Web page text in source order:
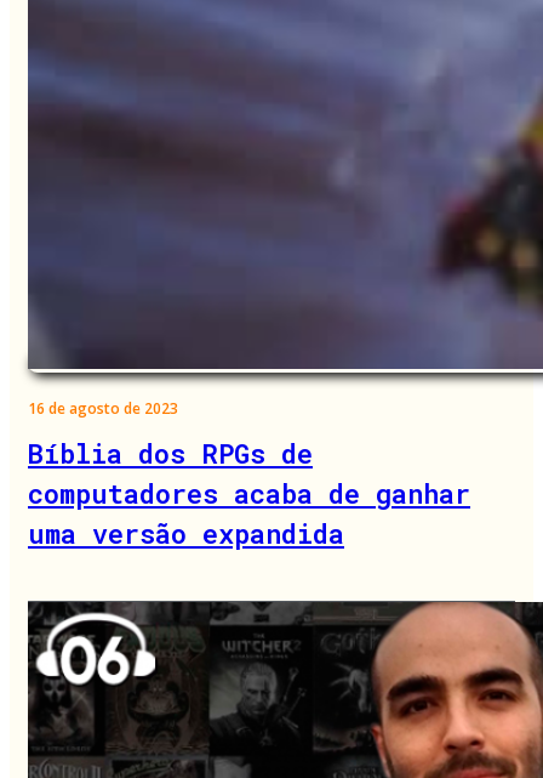
16 de agosto de 2023
Bíblia dos RPGs de
computadores acaba de ganhar
uma versão expandida